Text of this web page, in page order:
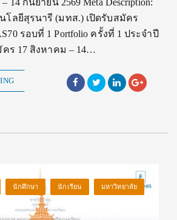
14 กันยายน 2569 Meta Description:
โลยีสุรนารี (มทส.) เปิดรับสมัคร
รอบที่ 1 Portfolio ครั้งที่ 1 ประจำปี
คร 17 สิงหาคม – 14…
นักศึกษา นักเรียน มหาวิทยาลัย